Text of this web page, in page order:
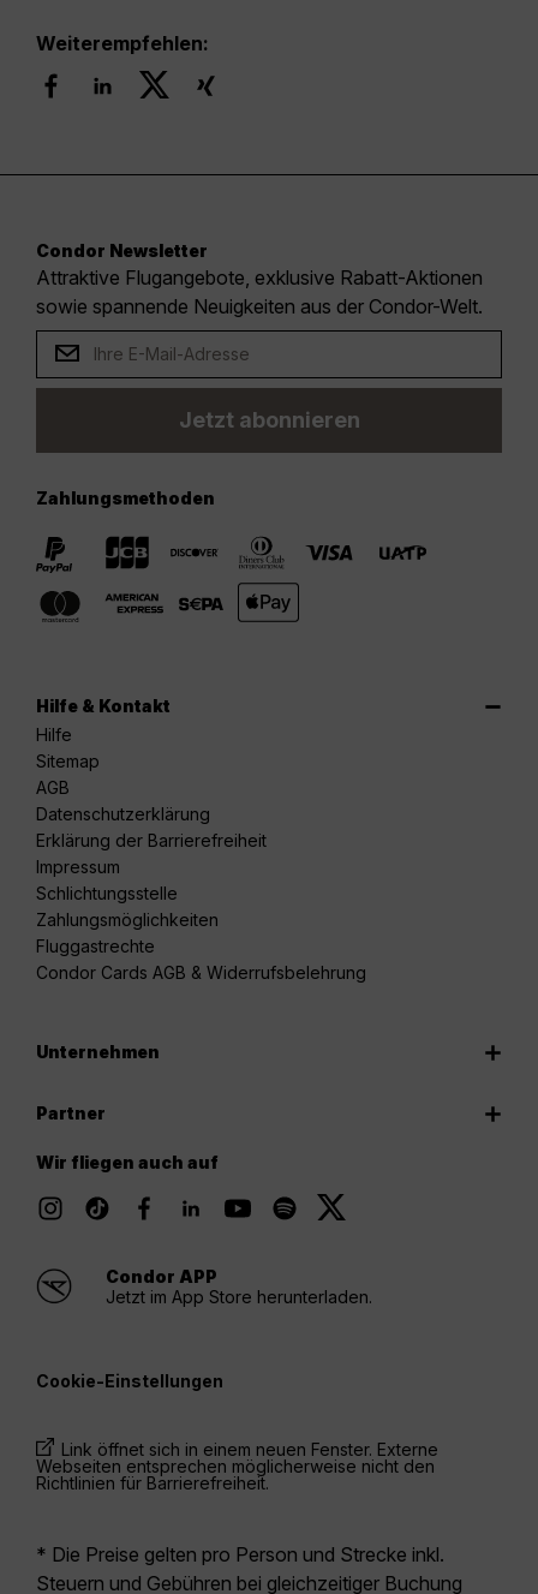
Weiterempfehlen:
Condor Newsletter
Attraktive Flugangebote, exklusive Rabatt-Aktionen
sowie spannende Neuigkeiten aus der Condor-Welt.
Jetzt abonnieren
Zahlungsmethoden
Hilfe & Kontakt
Hilfe
Sitemap
AGB
Datenschutzerklärung
Erklärung der Barrierefreiheit
Impressum
Schlichtungsstelle
Zahlungsmöglichkeiten
Fluggastrechte
Condor Cards AGB & Widerrufsbelehrung
Unternehmen
Partner
Wir fliegen auch auf
Condor APP
Jetzt im App Store herunterladen.
Cookie-Einstellungen
Link öffnet sich in einem neuen Fenster. Externe
Webseiten entsprechen möglicherweise nicht den
Richtlinien für Barrierefreiheit.
* Die Preise gelten pro Person und Strecke inkl.
Steuern und Gebühren bei gleichzeitiger Buchung